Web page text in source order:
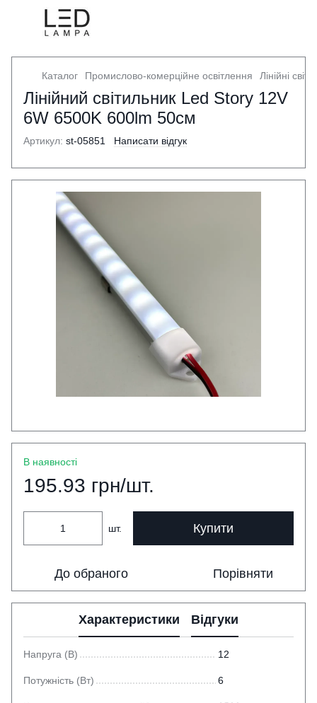
Каталог Промислово-комерційне освітлення Лінійні
Лінійний світильник Led Story 12V
6W 6500K 600lm 50см
Артикул: st-05851 Написати відгук
В наявності
195.93 грн/шт.
шт. Купити
До обраного Порівняти
Характеристики Відгуки
Напруга (В) 12
Потужність (Вт) 6